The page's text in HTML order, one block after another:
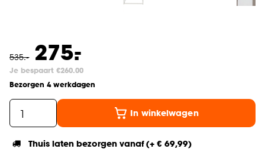
535.- 275.
-
Je bespaart €260.00
Bezorgen 4 werkdagen
In winkelwagen
Thuis laten bezorgen vanaf (+ € 69,99)